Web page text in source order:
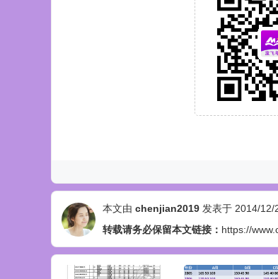
本文由 chenjian2019 发表于 2014/12/
转载请务必保留本文链接： https://